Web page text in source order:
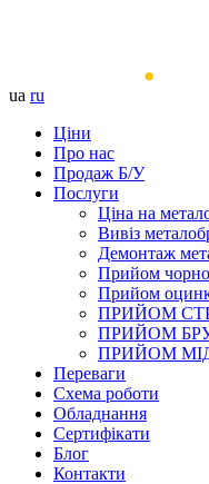
ua ru
Ціни
Про нас
Продаж Б/У
Послуги
Ціна на
Вивіз
Демонтаж
Прийом
Прийом
ПРИЙОМ
ПРИЙОМ
ПРИЙОМ
Переваги
Схема роботи
Обладнання
Сертифікати
Блог
Контакти